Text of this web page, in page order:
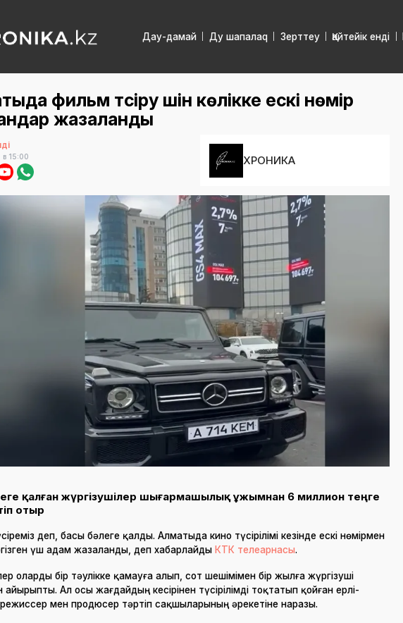
Дау-дамай Ду шапалаq Зерттеу Қайтейік енді
фильм түсіру үшін көлікке ескі нөмір
жазаланды
в 15:00 ХРОНИКА
қалған жүргізушілер шығармашылық ұжымнан 6 миллион теңге
отыр
деп, басы бәлеге қалды. Алматыда кино түсірілімі кезінде ескі нөмірмен
үш адам жазаланды, деп хабарлайды КТК телеарнасы.
оларды бір тәулікке қамауға алып, сот шешімімен бір жылға жүргізуші
айырыпты. Ал осы жағдайдың кесірінен түсірілімді тоқтатып қойған ерлі-
мен продюсер тәртіп сақшыларының әрекетіне наразы.